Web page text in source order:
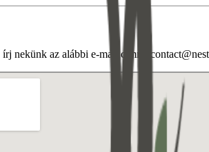
nekünk az alábbi e-mail címre: